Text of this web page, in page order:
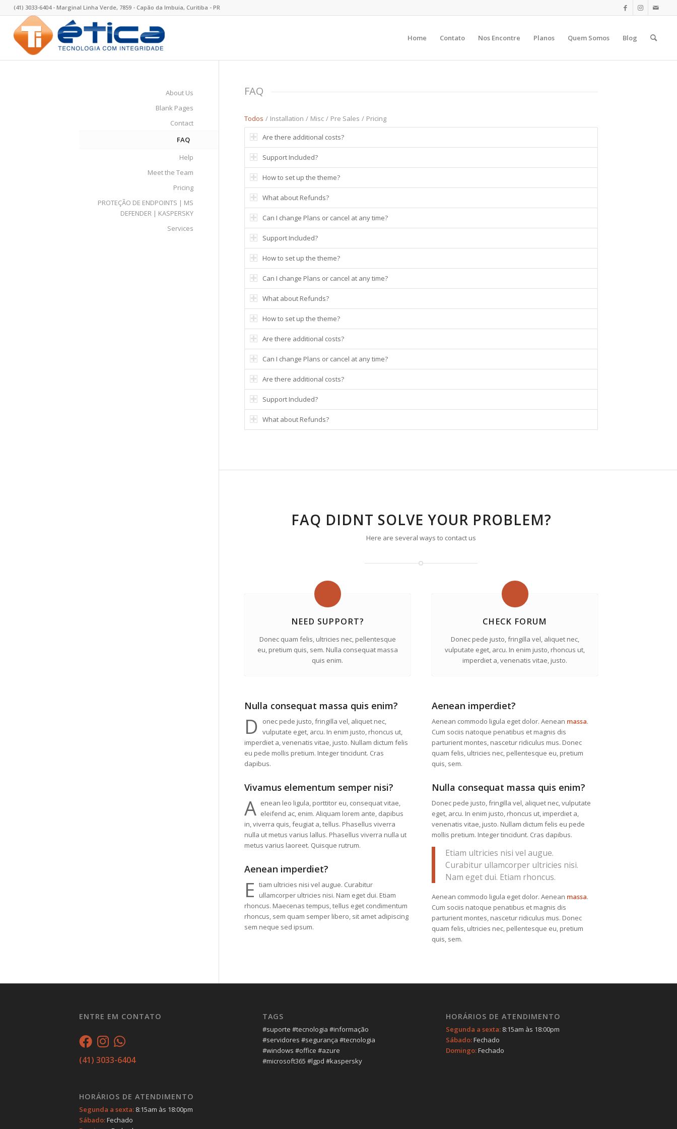
(41) 3033-6404 - Marginal Linha Verde, 7859 - Capão da Imbuia, Curitiba - PR
Home Contato Nos Encontre Planos Quem Somos Blog
FAQ
Todos / Installation / Misc / Pre Sales / Pricing
Are there additional costs?
Support Included?
How to set up the theme?
What about Refunds?
Can I change Plans or cancel at any time?
Support Included?
How to set up the theme?
Can I change Plans or cancel at any time?
What about Refunds?
How to set up the theme?
Are there additional costs?
Can I change Plans or cancel at any time?
Are there additional costs?
Support Included?
What about Refunds?
FAQ DIDNT SOLVE YOUR PROBLEM?
Here are several ways to contact us
NEED SUPPORT?
Donec quam felis, ultricies nec, pellentesque
eu, pretium quis, sem. Nulla consequat massa
quis enim.
CHECK FORUM
Donec pede justo, fringilla vel, aliquet nec,
vulputate eget, arcu. In enim justo, rhoncus ut,
imperdiet a, venenatis vitae, justo.
Nulla consequat massa quis enim?
D
onec pede justo, fringilla vel, aliquet nec,
vulputate eget, arcu. In enim justo, rhoncus ut,
imperdiet a, venenatis vitae, justo. Nullam dictum felis
eu pede mollis pretium. Integer tincidunt. Cras
dapibus.
Vivamus elementum semper nisi?
A enean leo ligula, porttitor eu, consequat vitae,
eleifend ac, enim. Aliquam lorem ante, dapibus
in, viverra quis, feugiat a, tellus. Phasellus viverra
nulla ut metus varius lallus. Phasellus viverra nulla ut
metus varius laoreet. Quisque rutrum.
Aenean imperdiet?
E tiam ultricies nisi vel augue. Curabitur
ullamcorper ultricies nisi. Nam eget dui. Etiam
rhoncus. Maecenas tempus, tellus eget condimentum
rhoncus, sem quam semper libero, sit amet adipiscing
sem neque sed ipsum.
Aenean imperdiet?
Aenean commodo ligula eget dolor. Aenean massa.
Cum sociis natoque penatibus et magnis dis
parturient montes, nascetur ridiculus mus. Donec
quam felis, ultricies nec, pellentesque eu, pretium
quis, sem.
Nulla consequat massa quis enim?
Donec pede justo, fringilla vel, aliquet nec, vulputate
eget, arcu. In enim justo, rhoncus ut, imperdiet a,
venenatis vitae, justo. Nullam dictum felis eu pede
mollis pretium. Integer tincidunt. Cras dapibus.
Etiam ultricies nisi vel augue.
Curabitur ullamcorper ultricies nisi.
Nam eget dui. Etiam rhoncus.
Aenean commodo ligula eget dolor. Aenean massa.
Cum sociis natoque penatibus et magnis dis
parturient montes, nascetur ridiculus mus. Donec
quam felis, ultricies nec, pellentesque eu, pretium
quis, sem.
About Us
Blank Pages
Contact
FAQ
Help
Meet the Team
Pricing
PROTEÇÃO DE ENDPOINTS | MS
DEFENDER | KASPERSKY
Services
ENTRE EM CONTATO
(41) 3033-6404
HORÁRIOS DE ATENDIMENTO
Segunda a sexta: 8:15am às 18:00pm
Sábado:Fechado
TAGS
#suporte #tecnologia #informação
#servidores #segurança #tecnologia
#windows #office #azure
#microsoft365 #lgpd #kaspersky
HORÁRIOS DE ATENDIMENTO
Segunda a sexta:8:15am às 18:00pm
Sábado:Fechado
Domingo:Fechado